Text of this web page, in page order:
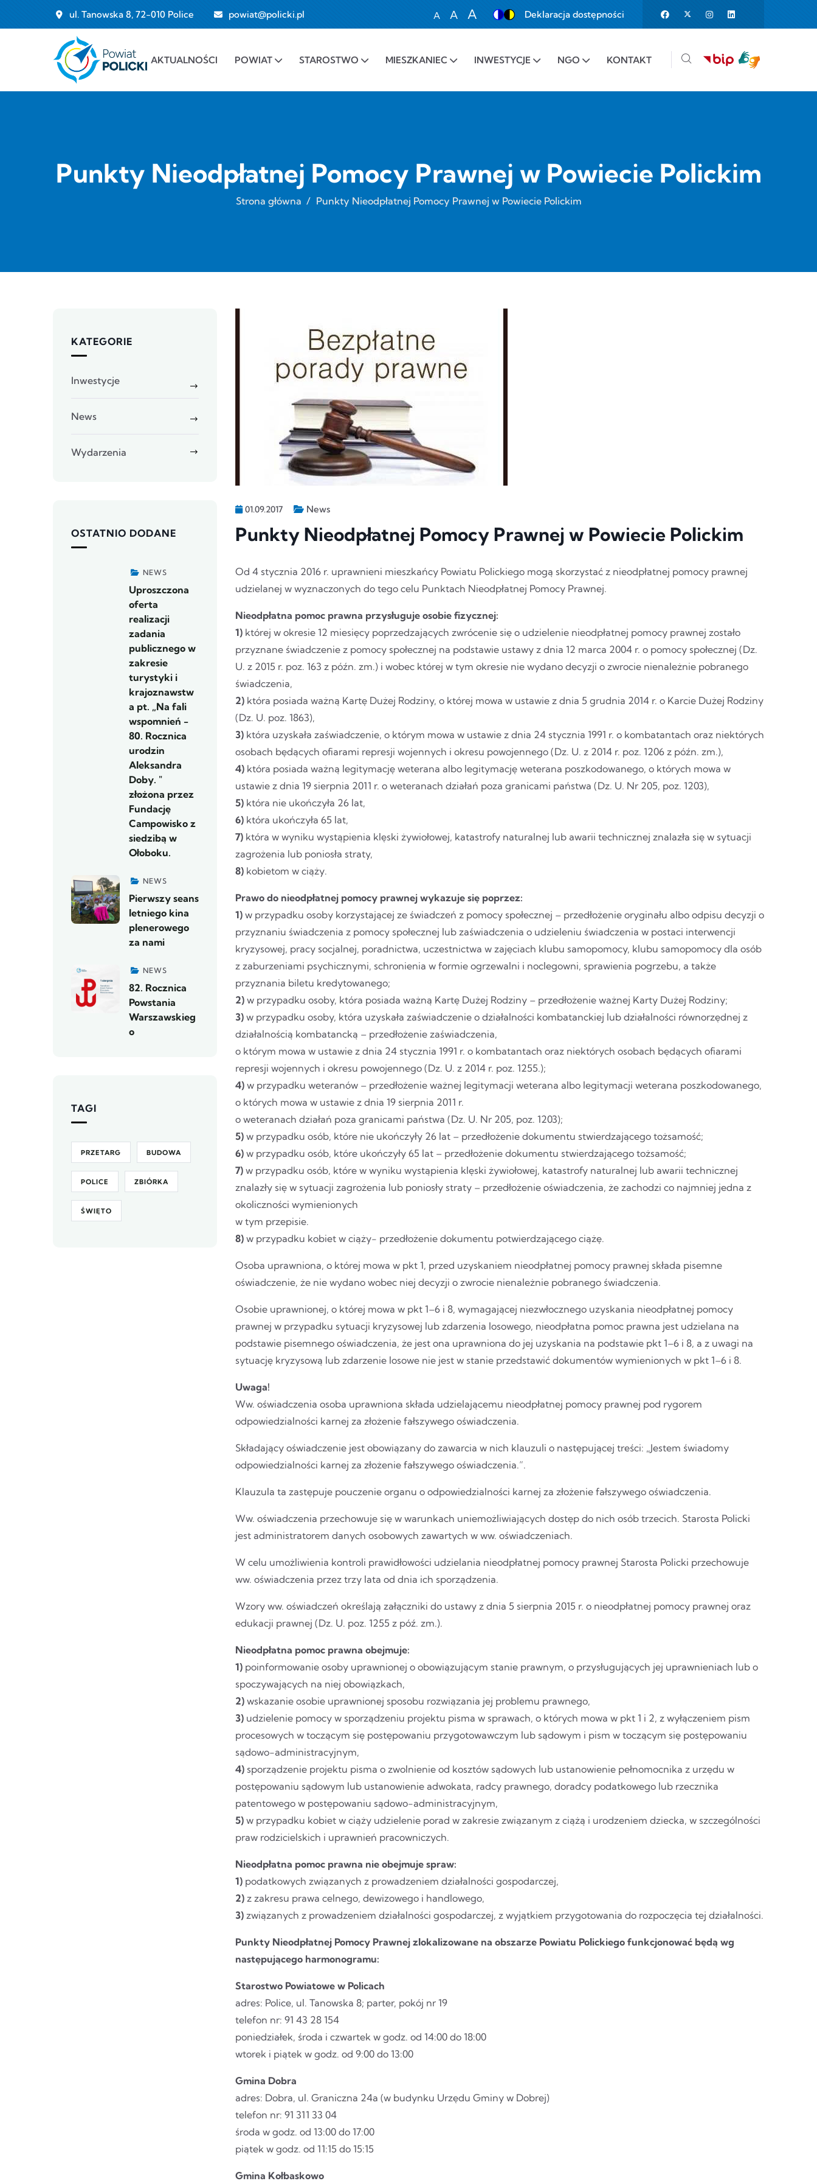
Przejdź do treści
ul. Tanowska 8, 72-010 Police powiat@policki.pl
A
Set font size to 100%
A
A
Deklaracja dostępności
AKTUALNOŚCI POWIAT STAROSTWO MIESZKANIEC INWESTYCJE NGO KONTAKT
Punkty Nieodpłatnej Pomocy Prawnej w Powiecie Polickim
Strona główna / Punkty Nieodpłatnej Pomocy Prawnej w Powiecie Polickim
01.09.2017 News
Punkty Nieodpłatnej Pomocy Prawnej w Powiecie Polickim
Od 4 stycznia 2016 r. uprawnieni mieszkańcy Powiatu Polickiego mogą skorzystać z nieodpłatnej pomocy prawnej
udzielanej w wyznaczonych do tego celu Punktach Nieodpłatnej Pomocy Prawnej.
Nieodpłatna pomoc prawna przysługuje osobie fizycznej:
1) której w okresie 12 miesięcy poprzedzających zwrócenie się o udzielenie nieodpłatnej pomocy prawnej zostało
przyznane świadczenie z pomocy społecznej na podstawie ustawy z dnia 12 marca 2004 r. o pomocy społecznej (Dz.
U. z 2015 r. poz. 163 z późn. zm.) i wobec której w tym okresie nie wydano decyzji o zwrocie nienależnie pobranego
świadczenia,
2) która posiada ważną Kartę Dużej Rodziny, o której mowa w ustawie z dnia 5 grudnia 2014 r. o Karcie Dużej Rodziny
(Dz. U. poz. 1863),
3) która uzyskała zaświadczenie, o którym mowa w ustawie z dnia 24 stycznia 1991 r. o kombatantach oraz niektórych
osobach będących ofiarami represji wojennych i okresu powojennego (Dz. U. z 2014 r. poz. 1206 z późn. zm.),
4) która posiada ważną legitymację weterana albo legitymację weterana poszkodowanego, o których mowa w
ustawie z dnia 19 sierpnia 2011 r. o weteranach działań poza granicami państwa (Dz. U. Nr 205, poz. 1203),
5) która nie ukończyła 26 lat,
6) która ukończyła 65 lat,
7) która w wyniku wystąpienia klęski żywiołowej, katastrofy naturalnej lub awarii technicznej znalazła się w sytuacji
zagrożenia lub poniosła straty,
8) kobietom w ciąży.
Prawo do nieodpłatnej pomocy prawnej wykazuje się poprzez:
1) w przypadku osoby korzystającej ze świadczeń z pomocy społecznej – przedłożenie oryginału albo odpisu decyzji o
przyznaniu świadczenia z pomocy społecznej lub zaświadczenia o udzieleniu świadczenia w postaci interwencji
kryzysowej, pracy socjalnej, poradnictwa, uczestnictwa w zajęciach klubu samopomocy, klubu samopomocy dla osób
z zaburzeniami psychicznymi, schronienia w formie ogrzewalni i noclegowni, sprawienia pogrzebu, a także
przyznania biletu kredytowanego;
2) w przypadku osoby, która posiada ważną Kartę Dużej Rodziny – przedłożenie ważnej Karty Dużej Rodziny;
3) w przypadku osoby, która uzyskała zaświadczenie o działalności kombatanckiej lub działalności równorzędnej z
działalnością kombatancką – przedłożenie zaświadczenia,
o którym mowa w ustawie z dnia 24 stycznia 1991 r. o kombatantach oraz niektórych osobach będących ofiarami
represji wojennych i okresu powojennego (Dz. U. z 2014 r. poz. 1255.);
4) w przypadku weteranów – przedłożenie ważnej legitymacji weterana albo legitymacji weterana poszkodowanego,
o których mowa w ustawie z dnia 19 sierpnia 2011 r.
o weteranach działań poza granicami państwa (Dz. U. Nr 205, poz. 1203);
5) w przypadku osób, które nie ukończyły 26 lat – przedłożenie dokumentu stwierdzającego tożsamość;
6) w przypadku osób, które ukończyły 65 lat – przedłożenie dokumentu stwierdzającego tożsamość;
7) w przypadku osób, które w wyniku wystąpienia klęski żywiołowej, katastrofy naturalnej lub awarii technicznej
znalazły się w sytuacji zagrożenia lub poniosły straty – przedłożenie oświadczenia, że zachodzi co najmniej jedna z
okoliczności wymienionych
w tym przepisie.
8) w przypadku kobiet w ciąży- przedłożenie dokumentu potwierdzającego ciążę.
Osoba uprawniona, o której mowa w pkt 1, przed uzyskaniem nieodpłatnej pomocy prawnej składa pisemne
oświadczenie, że nie wydano wobec niej decyzji o zwrocie nienależnie pobranego świadczenia.
Osobie uprawnionej, o której mowa w pkt 1–6 i 8, wymagającej niezwłocznego uzyskania nieodpłatnej pomocy
prawnej w przypadku sytuacji kryzysowej lub zdarzenia losowego, nieodpłatna pomoc prawna jest udzielana na
podstawie pisemnego oświadczenia, że jest ona uprawniona do jej uzyskania na podstawie pkt 1–6 i 8, a z uwagi na
sytuację kryzysową lub zdarzenie losowe nie jest w stanie przedstawić dokumentów wymienionych w pkt 1–6 i 8.
Uwaga!
Ww. oświadczenia osoba uprawniona składa udzielającemu nieodpłatnej pomocy prawnej pod rygorem
odpowiedzialności karnej za złożenie fałszywego oświadczenia.
Składający oświadczenie jest obowiązany do zawarcia w nich klauzuli o następującej treści: „Jestem świadomy
odpowiedzialności karnej za złożenie fałszywego oświadczenia.”.
Klauzula ta zastępuje pouczenie organu o odpowiedzialności karnej za złożenie fałszywego oświadczenia.
Ww. oświadczenia przechowuje się w warunkach uniemożliwiających dostęp do nich osób trzecich. Starosta Policki
jest administratorem danych osobowych zawartych w ww. oświadczeniach.
W celu umożliwienia kontroli prawidłowości udzielania nieodpłatnej pomocy prawnej Starosta Policki przechowuje
ww. oświadczenia przez trzy lata od dnia ich sporządzenia.
Wzory ww. oświadczeń określają załączniki do ustawy z dnia 5 sierpnia 2015 r. o nieodpłatnej pomocy prawnej oraz
edukacji prawnej (Dz. U. poz. 1255 z póź. zm.).
Nieodpłatna pomoc prawna obejmuje:
1) poinformowanie osoby uprawnionej o obowiązującym stanie prawnym, o przysługujących jej uprawnieniach lub o
spoczywających na niej obowiązkach,
2) wskazanie osobie uprawnionej sposobu rozwiązania jej problemu prawnego,
3) udzielenie pomocy w sporządzeniu projektu pisma w sprawach, o których mowa w pkt 1 i 2, z wyłączeniem pism
procesowych w toczącym się postępowaniu przygotowawczym lub sądowym i pism w toczącym się postępowaniu
sądowo-administracyjnym,
4) sporządzenie projektu pisma o zwolnienie od kosztów sądowych lub ustanowienie pełnomocnika z urzędu w
postępowaniu sądowym lub ustanowienie adwokata, radcy prawnego, doradcy podatkowego lub rzecznika
patentowego w postępowaniu sądowo-administracyjnym,
5) w przypadku kobiet w ciąży udzielenie porad w zakresie związanym z ciążą i urodzeniem dziecka, w szczególności
praw rodzicielskich i uprawnień pracowniczych.
Nieodpłatna pomoc prawna nie obejmuje spraw:
1) podatkowych związanych z prowadzeniem działalności gospodarczej,
2) z zakresu prawa celnego, dewizowego i handlowego,
3) związanych z prowadzeniem działalności gospodarczej, z wyjątkiem przygotowania do rozpoczęcia tej działalności.
Punkty Nieodpłatnej Pomocy Prawnej zlokalizowane na obszarze Powiatu Polickiego funkcjonować będą wg
następującego harmonogramu:
Starostwo Powiatowe w Policach
adres: Police, ul. Tanowska 8; parter, pokój nr 19
telefon nr: 91 43 28 154
poniedziałek, środa i czwartek w godz. od 14:00 do 18:00
wtorek i piątek w godz. od 9:00 do 13:00
Gmina Dobra
adres: Dobra, ul. Graniczna 24a (w budynku Urzędu Gminy w Dobrej)
telefon nr: 91 311 33 04
środa w godz. od 13:00 do 17:00
piątek w godz. od 11:15 do 15:15
Gmina Kołbaskowo
KATEGORIE
Inwestycje
News
Wydarzenia
OSTATNIO DODANE
NEWS
Uproszczona
oferta
realizacji
zadania
publicznego w
zakresie
turystyki i
krajoznawstw
a pt. „Na fali
wspomnień -
80. Rocznica
urodzin
Aleksandra
Doby. "
złożona przez
Fundację
Campowisko z
siedzibą w
Ołoboku.
NEWS
Pierwszy seans
letniego kina
plenerowego
za nami
NEWS
82. Rocznica
Powstania
Warszawskieg
o
TAGI
PRZETARG BUDOWA
POLICE ZBIÓRKA
ŚWIĘTO